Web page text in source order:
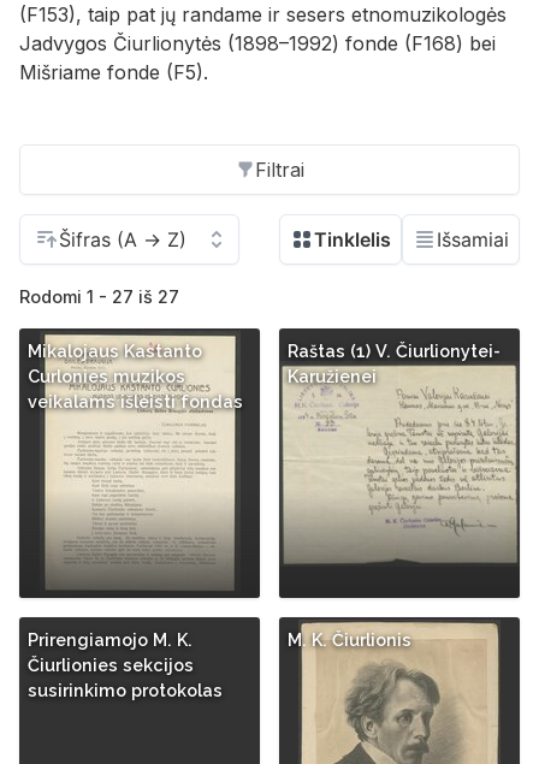
(F153), taip pat jų randame ir sesers etnomuzikologės
Jadvygos Čiurlionytės (1898–1992) fonde (F168) bei
Mišriame fonde (F5).
Filtrai
Rodomi 1 - 27 iš 27
Mikalojaus Kastanto
Curlonies muzikos
veikalams išleisti fondas
Raštas (1) V. Čiurlionytei-
Karužienei
Prirengiamojo M. K.
Čiurlionies sekcijos
susirinkimo protokolas
M. K. Čiurlionis